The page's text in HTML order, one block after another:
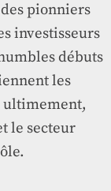
pionniers
investisseurs
débuts
les
ultimement,
le secteur